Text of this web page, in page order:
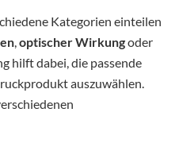
Kategorien einteilen
,optischer Wirkungoder
hilft dabei, die passende
auszuwählen.